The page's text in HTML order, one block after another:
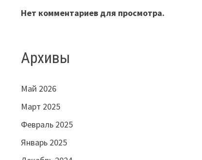
Нет комментариев для просмотра.
Архивы
Май 2026
Март 2025
Февраль 2025
Январь 2025